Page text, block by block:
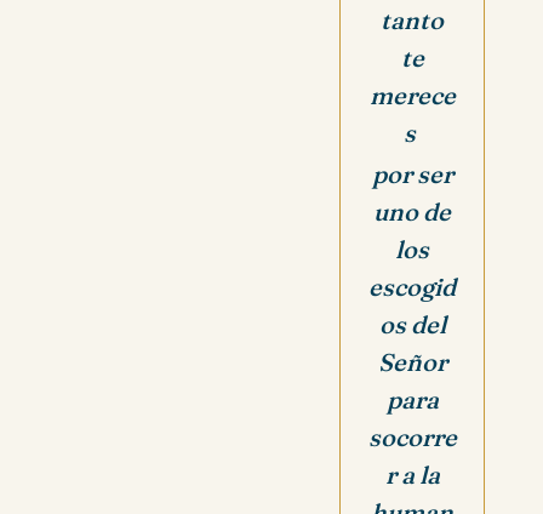
tanto
te
merece
s
por ser
uno de
los
escogid
os del
Señor
para
socorre
r a la